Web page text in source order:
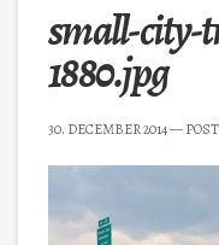
small-city-
1880.jpg
30. DECEMBER 2014—